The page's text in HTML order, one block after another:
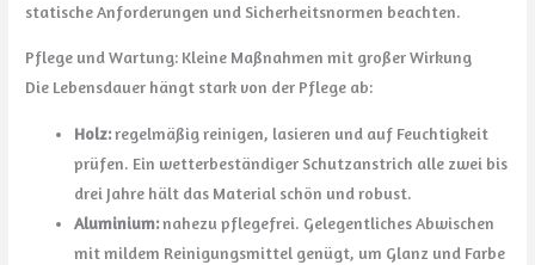
statische Anforderungen und Sicherheitsnormen beachten.
Pflege und Wartung: Kleine Maßnahmen mit großer Wirkung
Die Lebensdauer hängt stark von der Pflege ab:
Holz:regelmäßig reinigen, lasieren und auf Feuchtigkeit
prüfen. Ein wetterbeständiger Schutzanstrich alle zwei bis
drei Jahre hält das Material schön und robust.
Aluminium:nahezu pflegefrei. Gelegentliches Abwischen
mit mildem Reinigungsmittel genügt, um Glanz und Farbe